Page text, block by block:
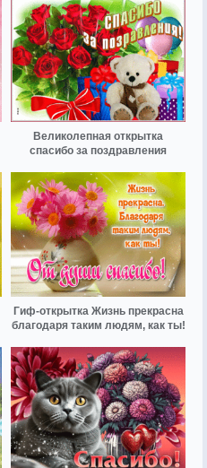
Великолепная открытка
спасибо за поздравления
Гиф-открытка Жизнь прекрасна
благодаря таким людям, как ты!